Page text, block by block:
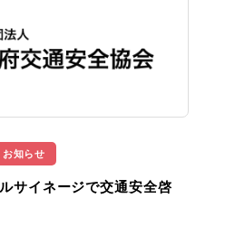
お知らせ
サイネージで交通安全啓